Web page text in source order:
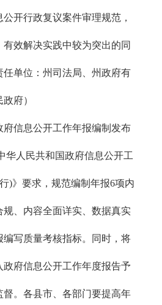
开行政复议案件审理规范，
效解决实践中较为突出的同
任单位：州司法局、州政府有
府）
府信息公开工作年报编制发布
华人民共和国政府信息公开工
)》要求，规范编制年报6项内
规、内容全面详实、数据真实
编写质量考核指标。同时，将
府信息公开工作年度报告予
督。各县市、各部门要提高年